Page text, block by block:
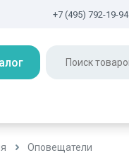
+7 (495) 792-19-94
Оповещатели